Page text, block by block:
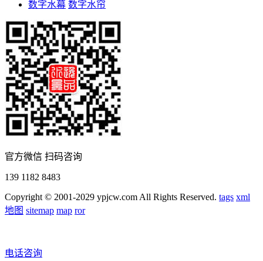
数字水幕 数字水帘
官方微信 扫码咨询
139 1182 8483
Copyright © 2001-2029 ypjcw.com All Rights Reserved. tags xml
地图 sitemap map ror
电话咨询